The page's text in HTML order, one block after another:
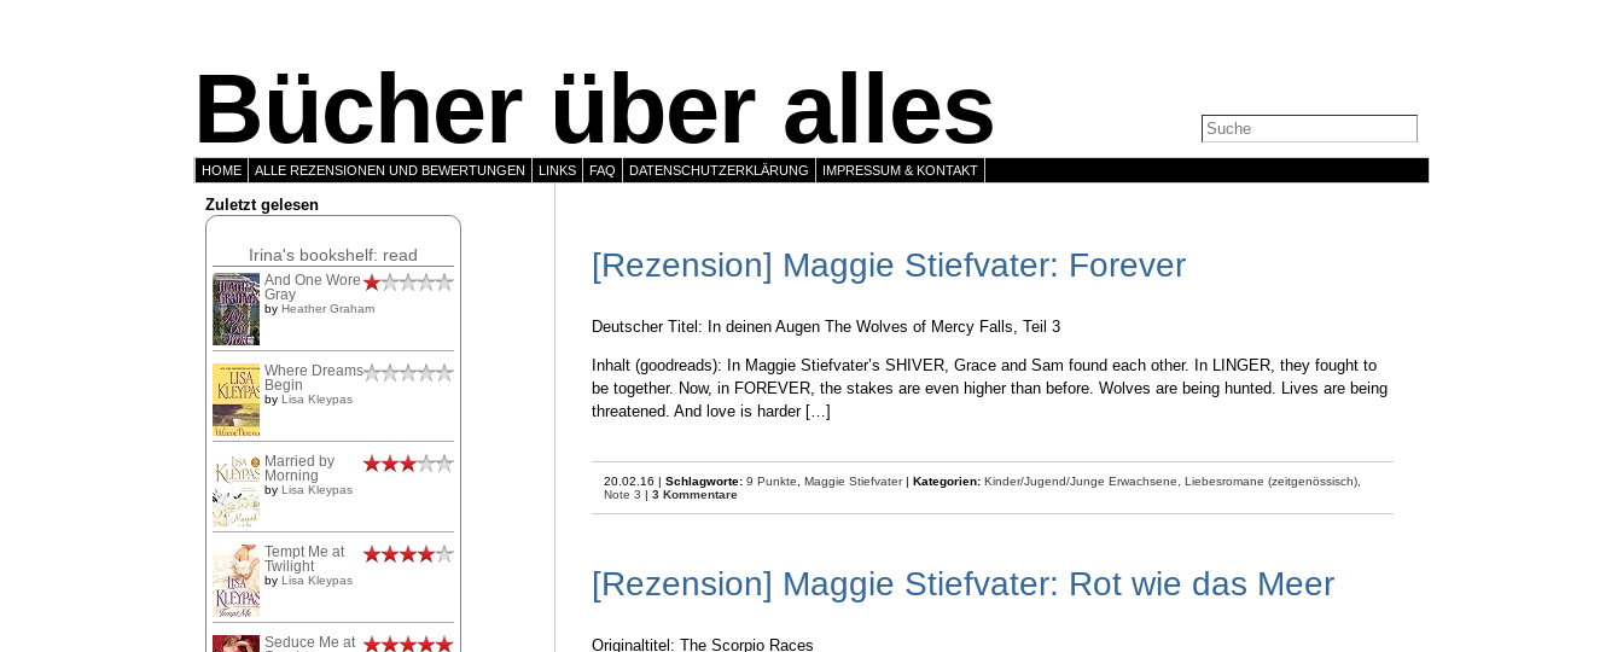
Bücher über alles
HOME ALLE REZENSIONEN UND BEWERTUNGEN LINKS FAQ DATENSCHUTZERKLÄRUNG IMPRESSUM & KONTAKT
Zuletzt gelesen
Irina's bookshelf: read
And One Wore
Gray
by Heather Graham
Where Dreams
Begin
by Lisa Kleypas
Married by
Morning
by Lisa Kleypas
Tempt Me at
Twilight
by Lisa Kleypas
Seduce Me at
[Rezension] Maggie Stiefvater: Forever
Deutscher Titel: In deinen Augen The Wolves of Mercy Falls, Teil 3
Inhalt (goodreads): In Maggie Stiefvater’s SHIVER, Grace and Sam found each other. In LINGER, they fought to
be together. Now, in FOREVER, the stakes are even higher than before. Wolves are being hunted. Lives are being
threatened. And love is harder […]
20.02.16 | Schlagworte: 9 Punkte, Maggie Stiefvater| Kategorien: Kinder/Jugend/Junge Erwachsene, Liebesromane (zeitgenössisch),
Note 3
3 Kommentare
[Rezension] Maggie Stiefvater: Rot wie das Meer
Originaltitel: The Scorpio Races